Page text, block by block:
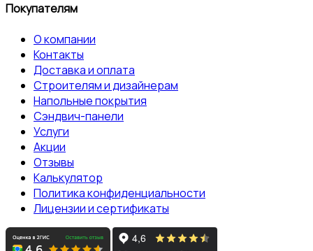
Покупателям
О компании
Контакты
Доставка и оплата
Строителям и дизайнерам
Напольные покрытия
Сэндвич-панели
Услуги
Акции
Отзывы
Калькулятор
Политика конфиденциальности
Лицензии и сертификаты